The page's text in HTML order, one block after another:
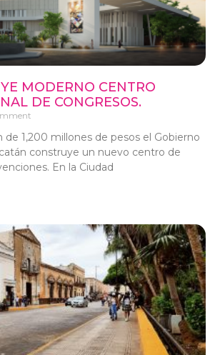
MODERNO CENTRO
DE CONGRESOS.
de 1,200 millones de pesos el Gobierno
construye un nuevo centro de
En la Ciudad